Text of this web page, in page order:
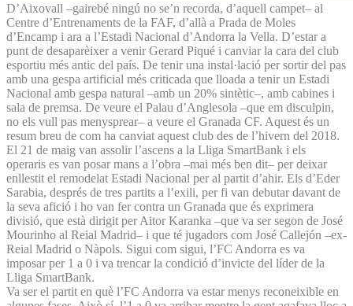
D’Aixovall –gairebé ningú no se’n recorda, d’aquell campet– al
Centre d’Entrenaments de la FAF, d’allà a Prada de Moles
d’Encamp i ara a l’Estadi Nacional d’Andorra la Vella. D’estar a
punt de desaparèixer a venir Gerard Piqué i canviar la cara del club
esportiu més antic del país. De tenir una instal·lació per sortir del pas
amb una gespa artificial més criticada que lloada a tenir un Estadi
Nacional amb gespa natural –amb un 20% sintètic–, amb cabines i
sala de premsa. De veure el Palau d’Anglesola –que em disculpin,
no els vull pas menysprear– a veure el Granada CF. Aquest és un
resum breu de com ha canviat aquest club des de l’hivern del 2018.
El 21 de maig van assolir l’ascens a la Lliga SmartBank i els
operaris es van posar mans a l’obra –mai més ben dit– per deixar
enllestit el remodelat Estadi Nacional per al partit d’ahir. Els d’Eder
Sarabia, després de tres partits a l’exili, per fi van debutar davant de
la seva afició i ho van fer contra un Granada que és exprimera
divisió, que està dirigit per Aitor Karanka –que va ser segon de José
Mourinho al Reial Madrid– i que té jugadors com José Callejón –ex-
Reial Madrid o Nàpols. Sigui com sigui, l’FC Andorra es va
imposar per 1 a 0 i va trencar la condició d’invicte del líder de la
Lliga SmartBank.
Va ser el partit en què l’FC Andorra va estar menys reconeixible en